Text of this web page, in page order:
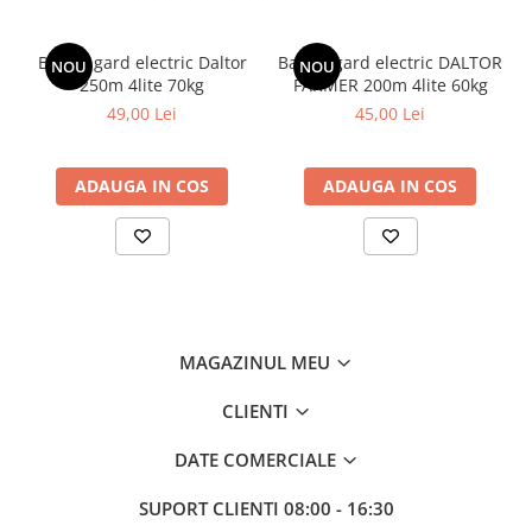
Zootehnie
Adăpători
Marcarea Animalelor
Tot ce ai nevoie pentru FERMA TA
NOU
Banda gard electric Daltor
250m 4lite 70kg
49,00 Lei
ADAUGA IN COS
NOU
Banda gard electric DALTOR
FARMER 200m 4lite 60kg
45,00 Lei
ADAUGA IN COS
MAGAZINUL MEU
CLIENTI
DATE COMERCIALE
SUPORT CLIENTI 08:00 - 16:30